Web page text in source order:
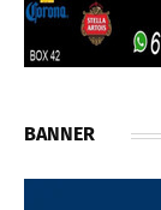
BANNER